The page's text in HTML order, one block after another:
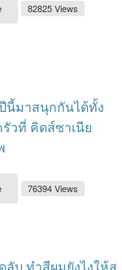
82825 Views
นี้มาสนุกกันได้ทั้ง
วที่ คิดส์ซาเนีย
76394 Views
ลับ ทำสีผมยังไงให้ส